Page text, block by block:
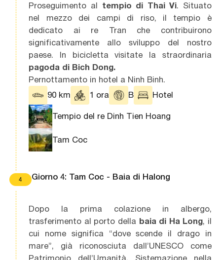
Proseguimento al tempio di Thai Vi. Situato
nel mezzo dei campi di riso, il tempio è
dedicato ai re Tran che contribuirono
significativamente allo sviluppo del nostro
paese. In bicicletta visitate la straordinaria
pagoda di Bich Dong.
Pernottamento in hotel a Ninh Binh.
90 km
1 ora B Hotel
Tempio del re Dinh Tien Hoang
Tam Coc
4 Giorno 4: Tam Coc - Baia di Halong
Dopo la prima colazione in albergo,
trasferimento al porto della baia di Ha Long, il
cui nome significa “dove scende il drago in
mare”, già riconosciuta dall’UNESCO come
Patrimonio dell’Umanità. Sistemazione nella